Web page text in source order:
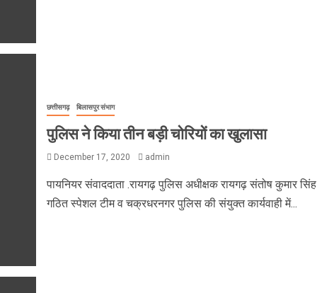
छत्तीसगढ़ बिलासपुर संभाग
पुलिस ने किया तीन बड़ी चोरियों का खुलासा
December 17, 2020 admin
पायनियर संवाददाता .रायगढ़ पुलिस अधीक्षक रायगढ़ संतोष कुमार सिंह
गठित स्पेशल टीम व चक्रधरनगर पुलिस की संयुक्त कार्यवाही में...